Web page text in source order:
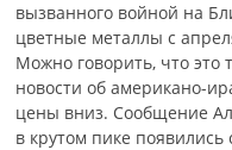
вызванного войной на
цветные металлы с
Можно говорить, что
новости об американо-
цены вниз. Сообщение
в крутом пике